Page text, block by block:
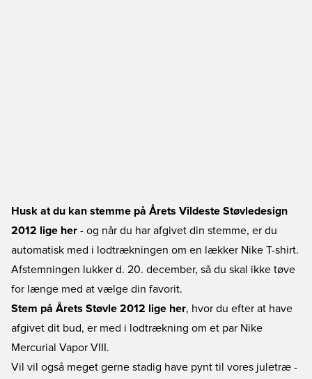
Husk at du kan stemme på Årets Vildeste Støvledesign
2012 lige her - og når du har afgivet din stemme, er du
automatisk med i lodtrækningen om en lækker Nike T-shirt.
Afstemningen lukker d. 20. december, så du skal ikke tøve
for længe med at vælge din favorit.
Stem på Årets Støvle 2012 lige her, hvor du efter at have
afgivet dit bud, er med i lodtrækning om et par Nike
Mercurial Vapor VIII.
Vil vil også meget gerne stadig have pynt til vores juletræ -